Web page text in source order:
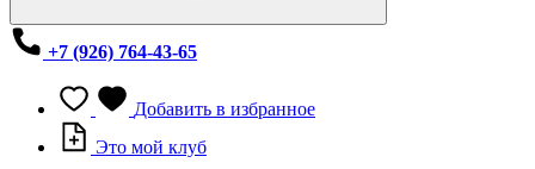
+7 (926) 764-43-65
Добавить в избранное
Это мой клуб